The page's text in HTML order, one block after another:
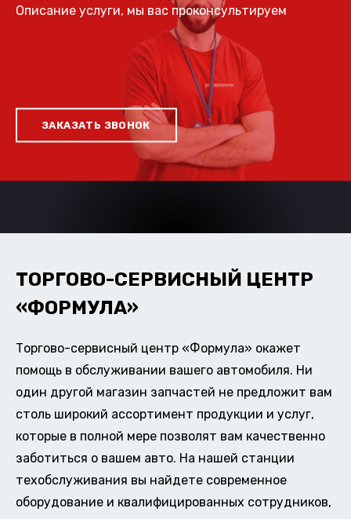
Описание услуги, мы вас проконсультируем
ЗАКАЗАТЬ ЗВОНОК
ТОРГОВО-СЕРВИСНЫЙ ЦЕНТР
«ФОРМУЛА»
Торгово-сервисный центр «Формула» окажет
помощь в обслуживании вашего автомобиля. Ни
один другой магазин запчастей не предложит вам
столь широкий ассортимент продукции и услуг,
которые в полной мере позволят вам качественно
заботиться о вашем авто. На нашей станции
техобслуживания вы найдете современное
оборудование и квалифицированных сотрудников,